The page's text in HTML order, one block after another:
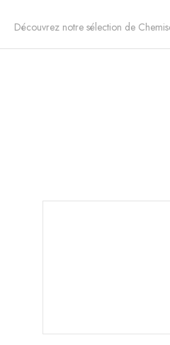
Découvrez notre sélection de